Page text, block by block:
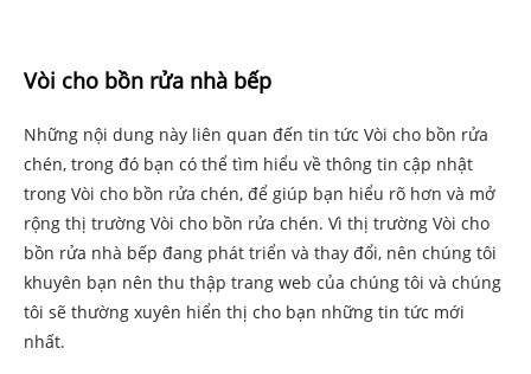
Vòi cho bồn rửa nhà bếp
Những nội dung này liên quan đến tin tức Vòi cho bồn rửa
chén, trong đó bạn có thể tìm hiểu về thông tin cập nhật
trong Vòi cho bồn rửa chén, để giúp bạn hiểu rõ hơn và mở
rộng thị trường Vòi cho bồn rửa chén. Vì thị trường Vòi cho
bồn rửa nhà bếp đang phát triển và thay đổi, nên chúng tôi
khuyên bạn nên thu thập trang web của chúng tôi và chúng
tôi sẽ thường xuyên hiển thị cho bạn những tin tức mới
nhất.